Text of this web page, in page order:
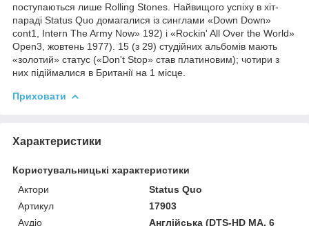
поступаються лише Rolling Stones. Найвищого успіху в хіт-
параді Status Quo домагалися із синглами «Down Down»
cont1, Intern The Army Now» 192) і «Rockin' All Over the World»
Open3, жовтень 1977). 15 (з 29) студійних альбомів мають
«золотий» статус («Don't Stop» став платиновим); чотири з
них підіймалися в Британії на 1 місце.
Приховати
Характеристики
Користувальницькі характеристики
Актори
Status Quo
Артикул
17903
Аудіо
Англійська (DTS-HD MA, 6